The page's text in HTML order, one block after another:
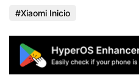
Xiaomi Inicio